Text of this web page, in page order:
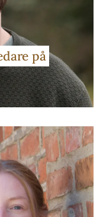
på